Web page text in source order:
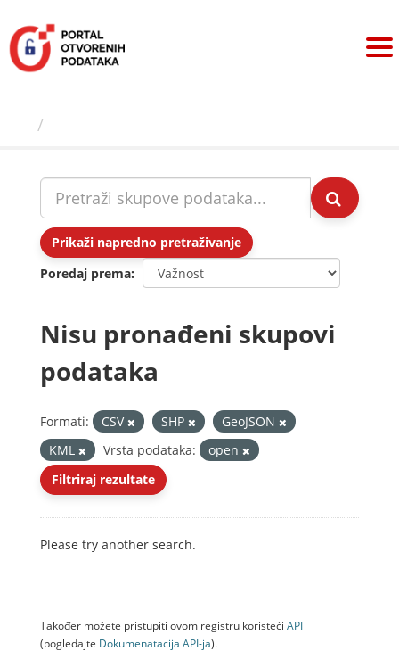
sadržaj
Prikaži napredno pretraživanje
Poredaj prema
Nisu pronađeni skupovi
podataka
Formati: CSV SHP
GeoJSON
KML
Vrsta podataka:
open
Filtriraj rezultate
Please try another search.
Također možete pristupiti ovom registru koristeći API
(pogledajte Dokumenаtаcijа API-jа).